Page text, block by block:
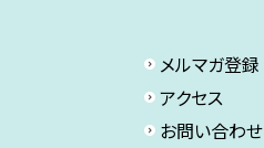
メルマガ登録
アクセス
お問い合わせ